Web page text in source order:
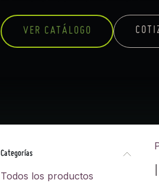
VER CATÁLOGO
Categorías
Todos los productos